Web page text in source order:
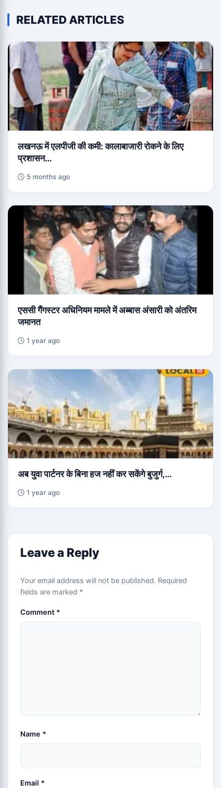
RELATED ARTICLES
लखनऊ में एलपीजी की कमी: कालाबाजारी रोकने के लिए
प्रशासन…
5 months ago
एससी गैंगस्टर अधिनियम मामले में अब्बास अंसारी को अंतरिम
जमानत
1 year ago
अब युवा पार्टनर के बिना हज नहीं कर सकेंगे बुजुर्ग,…
1 year ago
Leave a Reply
Your email address will not be published. Required
fields are marked *
Comment *
Name *
Email *